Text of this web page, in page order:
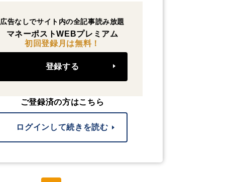
広告なしでサイト内の全記事読み放題
マネーポストWEBプレミアム
初回登録月は無料！
登録する
ご登録済の方はこちら
ログインして続きを読む